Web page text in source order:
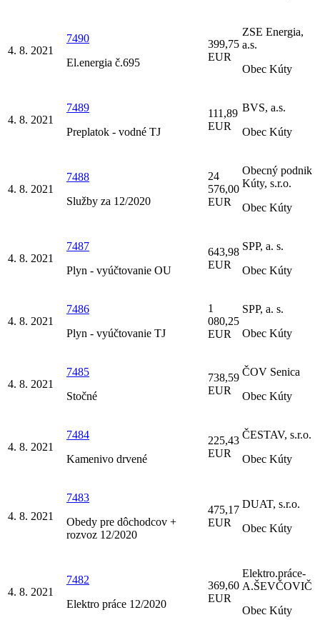
4. 8. 2021
7490
El.energia č.695
399,75
EUR
ZSE Energia,
a.s.
Obec Kúty
4. 8. 2021
7489
Preplatok - vodné TJ
111,89
EUR
BVS, a.s.
Obec Kúty
4. 8. 2021
7488
Služby za 12/2020
24
576,00
EUR
Obecný podnik
Kúty, s.r.o.
Obec Kúty
4. 8. 2021
7487
Plyn - vyúčtovanie OU
643,98
EUR
SPP, a. s.
Obec Kúty
4. 8. 2021
7486
Plyn - vyúčtovanie TJ
1
080,25
EUR
SPP, a. s.
Obec Kúty
4. 8. 2021
7485
Stočné
738,59
EUR
ČOV Senica
Obec Kúty
4. 8. 2021
7484
Kamenivo drvené
225,43
EUR
ČESTAV, s.r.o.
Obec Kúty
4. 8. 2021
7483
Obedy pre dôchodcov +
rozvoz 12/2020
475,17
EUR
DUAT, s.r.o.
Obec Kúty
4. 8. 2021
7482
Elektro práce 12/2020
369,60
EUR
Elektro.práce-
A.ŠEVČOVIČ
Obec Kúty